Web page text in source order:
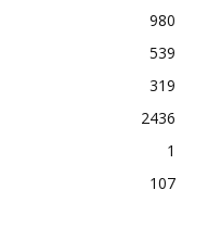
980
539
319
2436
1
107